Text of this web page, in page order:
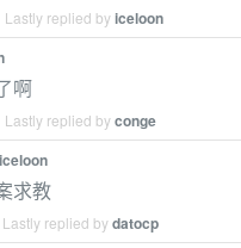
replied byiceloon
啊
replied byconge
iceloon
求教
replied bydatocp